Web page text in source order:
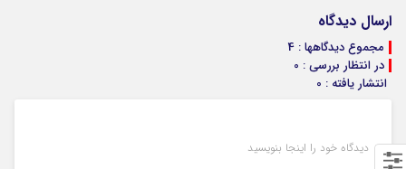
ارسال دیدگاه
مجموع دیدگاهها : 4
در انتظار بررسی : 0
انتشار یافته : 0
دیدگاه خود را اینجا بنویسید